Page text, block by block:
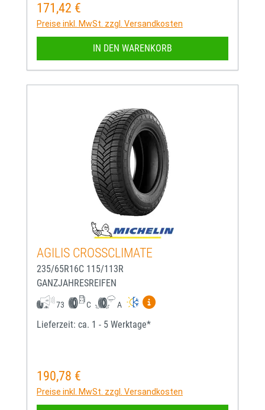
Regulärer Preis:
171,42 €
Preise inkl. MwSt. zzgl. Versandkosten
IN DEN WARENKORB
AGILIS CROSSCLIMATE
235/65R16C 115/113R
GANZJAHRESREIFEN
73 C A
Mehr Informationen zum
Lieferzeit: ca. 1 - 5 Werktage*
Regulärer Preis:
190,78 €
Preise inkl. MwSt. zzgl. Versandkosten